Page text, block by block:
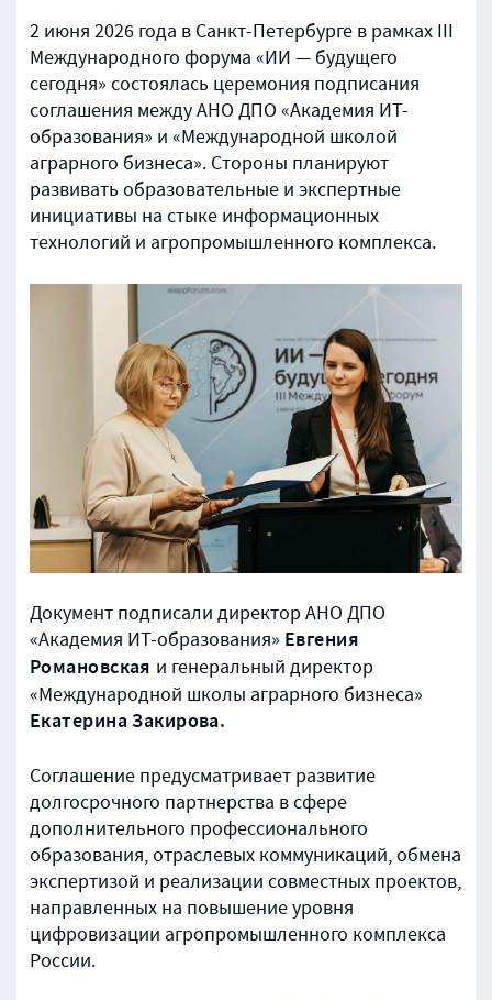
2 июня 2026 года в Санкт-Петербурге в рамках III
Международного форума «ИИ — будущего
сегодня» состоялась церемония подписания
соглашения между АНО ДПО «Академия ИТ-
образования» и «Международной школой
аграрного бизнеса». Стороны планируют
развивать образовательные и экспертные
инициативы на стыке информационных
технологий и агропромышленного комплекса.
Документ подписали директор АНО ДПО
«Академия ИТ-образования» Евгения
Романовская и генеральный директор
«Международной школы аграрного бизнеса»
Екатерина Закирова.
Соглашение предусматривает развитие
долгосрочного партнерства в сфере
дополнительного профессионального
образования, отраслевых коммуникаций, обмена
экспертизой и реализации совместных проектов,
направленных на повышение уровня
цифровизации агропромышленного комплекса
России.